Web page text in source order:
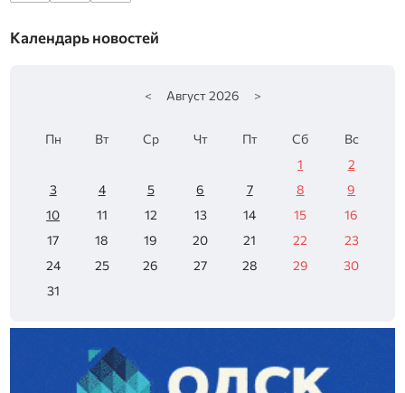
Календарь новостей
< Август 2026 >
Пн Вт Ср Чт Пт Сб
Вс
1
2
3
4 5 6 7 8
9
10
11 12 13 14 15
16
17
18 19 20 21 22
23
24
25 26 27 28 29
30
31